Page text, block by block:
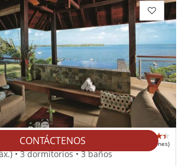
CONTÁCTENOS (2 opiniones)
• 3 dormitorios • 3 baños